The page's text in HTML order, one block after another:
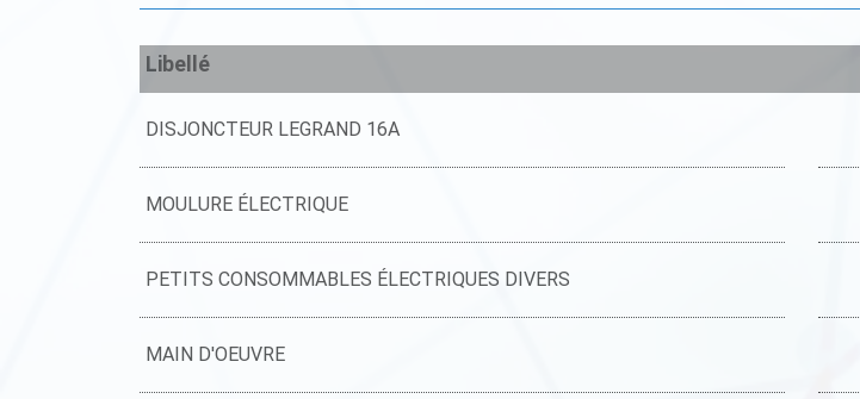
Libellé
DISJONCTEUR LEGRAND 16A
MOULURE ÉLECTRIQUE
PETITS CONSOMMABLES ÉLECTRIQUES DIVERS
MAIN D'OEUVRE